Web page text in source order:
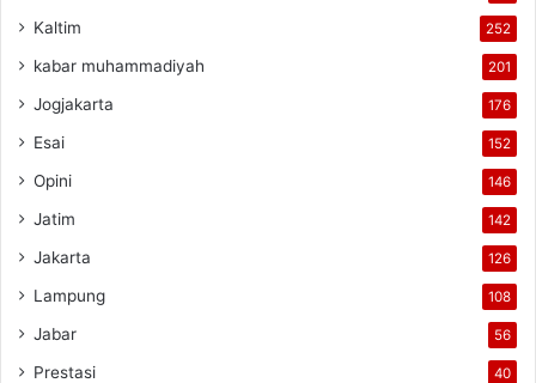
Kaltim 252
kabar muhammadiyah 201
Jogjakarta 176
Esai 152
Opini 146
Jatim 142
Jakarta 126
Lampung 108
Jabar 56
Prestasi 40